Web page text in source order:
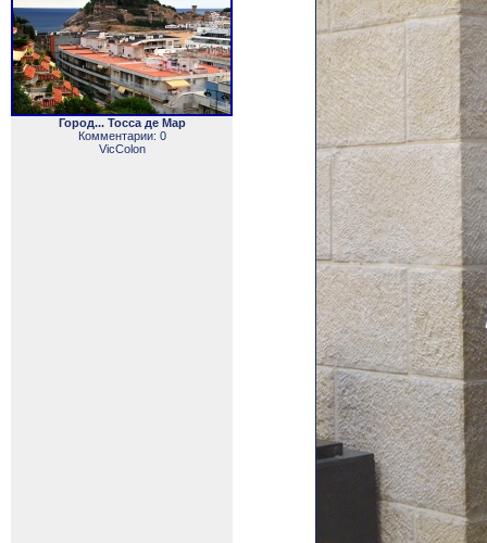
Город... Тосса де Мар
Комментарии: 0
VicColon